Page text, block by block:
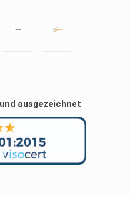
ausgezeichnet